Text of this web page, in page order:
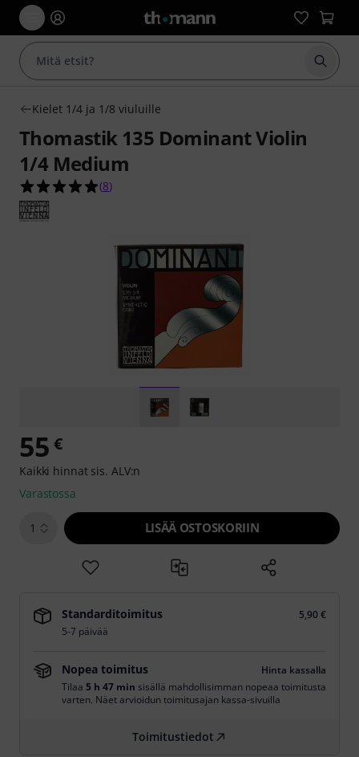
Aloita
Kielet 1/4 ja 1/8 viuluille
Thomastik 135 Dominant Violin
1/4 Medium
4.9 tähteä viidestä yhteensä 8
(8)
55 €
Kaikki hinnat sis. ALV:n
Varastossa
1 LISÄÄ OSTOSKORIIN
Standarditoimitus
5,90 €
5-7 päivää
Nopea toimitus
Hinta kassalla
Tilaa 5 h 47 min sisällä mahdollisimman nopeaa toimitusta
varten. Näet arvioidun toimitusajan kassa-sivuilla
Toimitustiedot